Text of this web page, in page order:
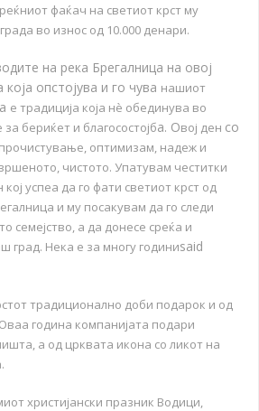
фаќач на светиот крст му
во износ од 10.000 денари.
на река Брегалница на овој
опстојува и го чува нашиот
е традиција која нѐ обединува во
бериќет и благосостојба. Овој ден со
оптимизам, надеж и
чистото. Упатувам честитки
успеа да го фати светиот крст од
и му посакувам да го следи
семејство, а да донесе среќа и
град. Нека е за многу годиниsaid
традиционално доби подарок и од
година компанијата подари
а од црквата икона со ликот на
христијански празник Водици,